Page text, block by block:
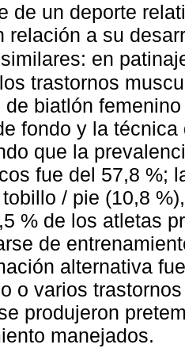
de un deporte
relación a su
en
trastornos
de biatlón
fondo y la
que la
fue del 57,8 %;
/ pie (10,8
% de los atletas
de
alternativa
o varios
produjeron
manejados.